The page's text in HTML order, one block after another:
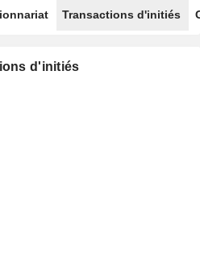
Transactions d'initiés
d'initiés